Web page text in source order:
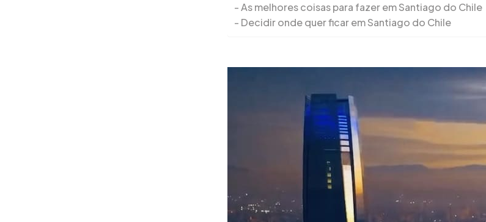
As melhores coisas para fazer em Santiago do Chile
Decidir onde quer ficar em Santiago do Chile